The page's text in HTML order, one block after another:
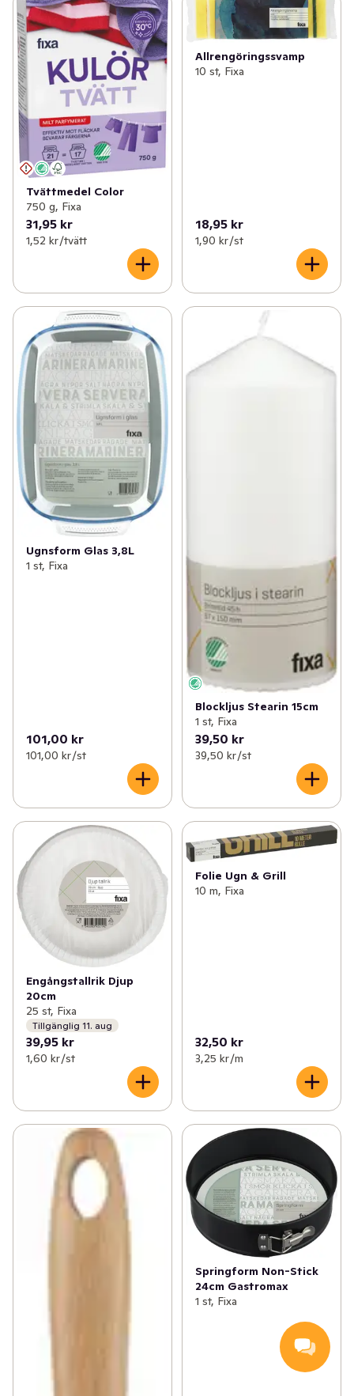
Tvättmedel Color
750 g, Fixa
31,95 kr
1,52 kr /tvätt
Allrengöringssvamp
10 st, Fixa
18,95 kr
1,90 kr /st
Ugnsform Glas 3,8L
1 st, Fixa
101,00 kr
101,00 kr /st
Blockljus Stearin 15cm
1 st, Fixa
39,50 kr
39,50 kr /st
Engångstallrik Djup
20cm
25 st, Fixa
Tillgänglig 11. aug
39,95 kr
1,60 kr /st
Folie Ugn & Grill
10 m, Fixa
32,50 kr
3,25 kr /m
Springform Non-Stick
24cm Gastromax
1 st, Fixa